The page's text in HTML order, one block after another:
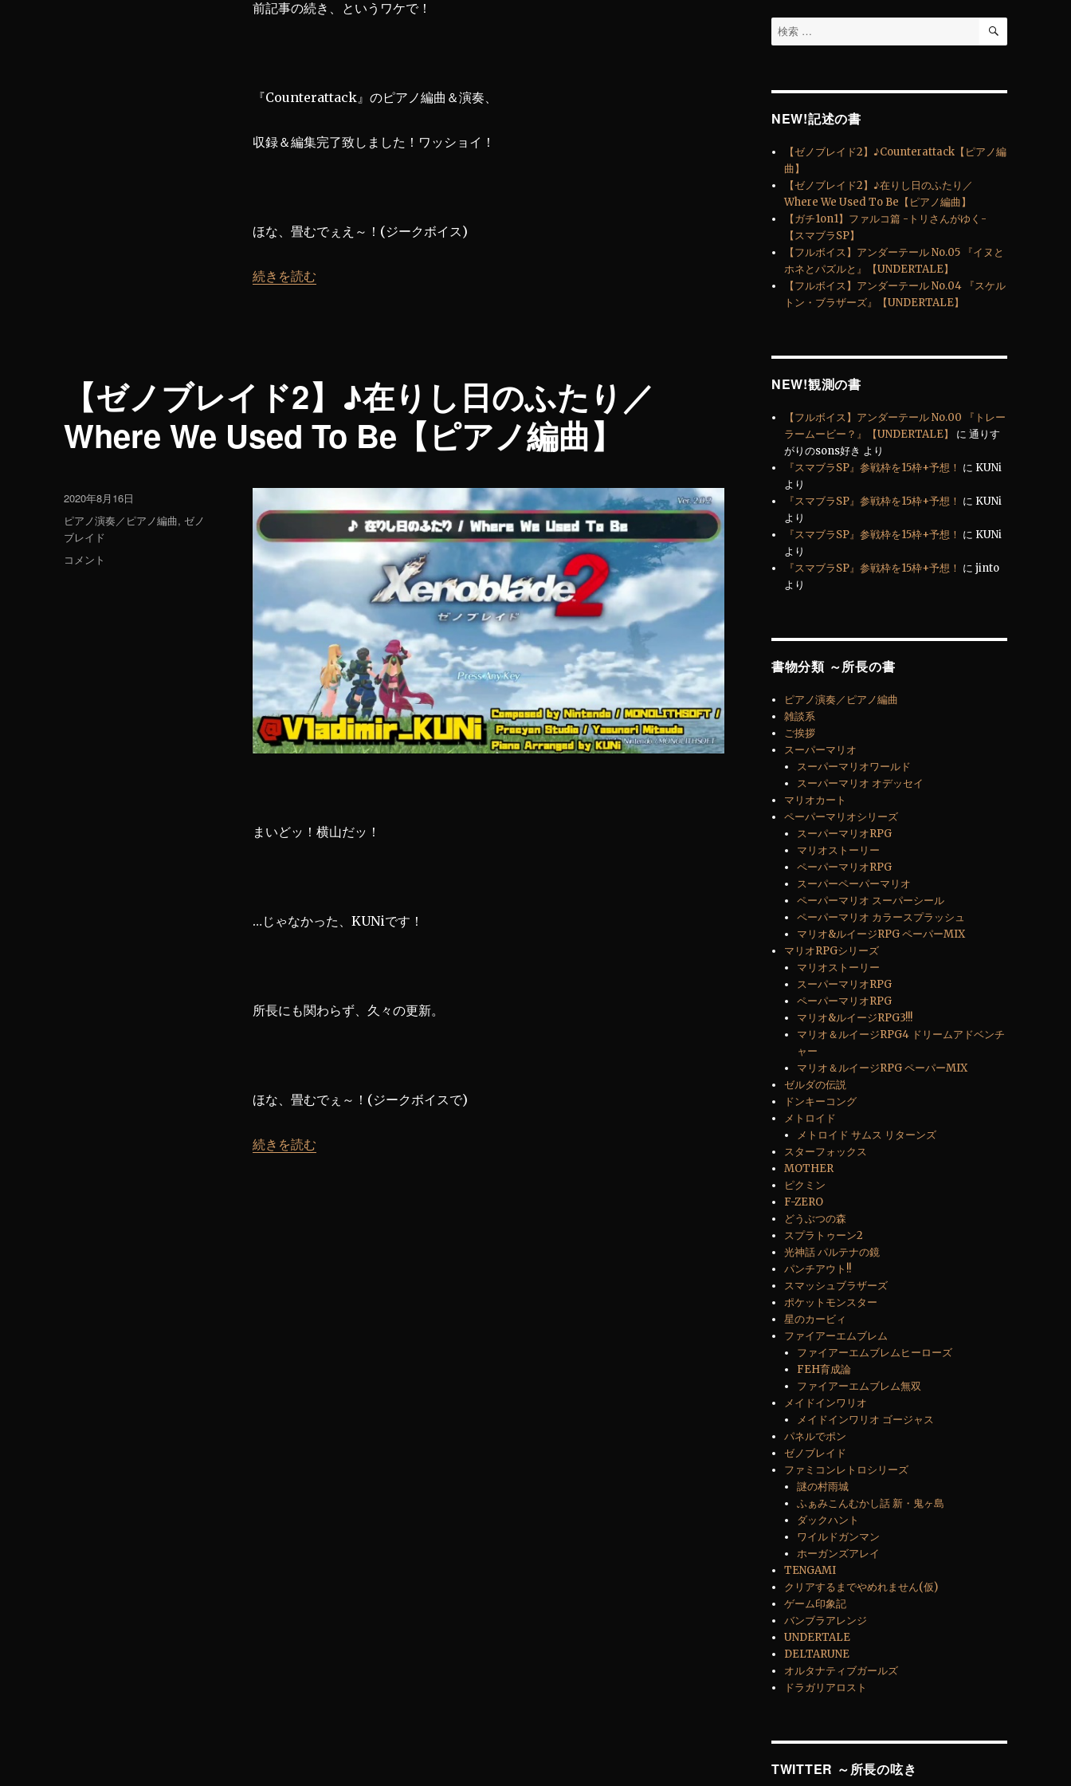
前記事の続き、というワケで！
『Counterattack』のピアノ編曲＆演奏、
収録＆編集完了致しました！ワッショイ！
ほな、畳むでぇえ～！(ジークボイス)
“【ゼノブレイド2】♪Counterattack【ピアノ編曲】” の
続きを読む
【ゼノブレイド2】♪在りし日のふたり／
Where We Used To Be【ピアノ編曲】
まいどッ！横山だッ！
…じゃなかった、KUNiです！
所長にも関わらず、久々の更新。
ほな、畳むでぇ～！(ジークボイスで)
“【ゼノブレイド2】♪在りし日のふたり／Where We Used To Be【ピアノ編曲】” の
続きを読む
投
稿
日:
2020年8月16日
カ
テ
ゴ
ピアノ演奏／ピアノ編曲,ゼノ
ブレイド
【ゼ
コメント
検
索
検
NEW!記述の書
【ゼノブレイド2】♪Counterattack【ピアノ編
曲】
【ゼノブレイド2】♪在りし日のふたり／
Where We Used To Be【ピアノ編曲】
【ガチ1on1】ファルコ篇 -トリさんがゆく-
【スマブラSP】
【フルボイス】アンダーテール No.05 『イヌと
ホネとパズルと』【UNDERTALE】
【フルボイス】アンダーテール No.04 『スケル
トン・ブラザーズ』【UNDERTALE】
NEW!観測の書
【フルボイス】アンダーテール No.00 『トレー
ラームービー？』【UNDERTALE】
に通りす
がりのsons好き より
『スマブラSP』参戦枠を15枠+予想！ に KUNi
より
『スマブラSP』参戦枠を15枠+予想！ に KUNi
より
『スマブラSP』参戦枠を15枠+予想！ に KUNi
より
『スマブラSP』参戦枠を15枠+予想！ にjinto
より
書物分類 ～所長の書
ピアノ演奏／ピアノ編曲
雑談系
ご挨拶
スーパーマリオ
スーパーマリオワールド
スーパーマリオ オデッセイ
マリオカート
ペーパーマリオシリーズ
スーパーマリオRPG
マリオストーリー
ペーパーマリオRPG
スーパーペーパーマリオ
ペーパーマリオ スーパーシール
ペーパーマリオ カラースプラッシュ
マリオ&ルイージRPG ペーパーMIX
マリオRPGシリーズ
マリオストーリー
スーパーマリオRPG
ペーパーマリオRPG
マリオ&ルイージRPG3!!!
マリオ＆ルイージRPG4 ドリームアドベンチ
ャー
マリオ＆ルイージRPG ペーパーMIX
ゼルダの伝説
ドンキーコング
メトロイド
メトロイド サムス リターンズ
スターフォックス
MOTHER
ピクミン
F-ZERO
どうぶつの森
スプラトゥーン2
光神話 パルテナの鏡
パンチアウト!!
スマッシュブラザーズ
ポケットモンスター
星のカービィ
ファイアーエムブレム
ファイアーエムブレムヒーローズ
FEH育成論
ファイアーエムブレム無双
メイドインワリオ
メイドインワリオ ゴージャス
パネルでポン
ゼノブレイド
ファミコンレトロシリーズ
謎の村雨城
ふぁみこんむかし話 新・鬼ヶ島
ダックハント
ワイルドガンマン
ホーガンズアレイ
TENGAMI
クリアするまでやめれません(仮)
ゲーム印象記
バンブラアレンジ
UNDERTALE
DELTARUNE
オルタナティブガールズ
ドラガリアロスト
TWITTER ～所長の呟き